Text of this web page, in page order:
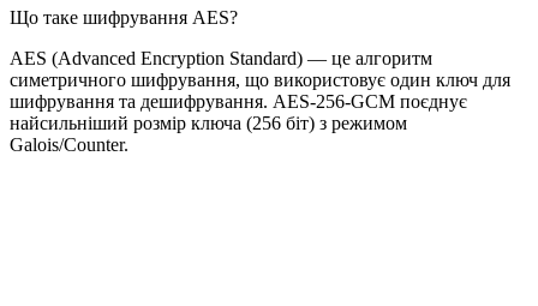
Що таке шифрування AES?
AES (Advanced Encryption Standard) — це алгоритм
симетричного шифрування, що використовує один ключ для
шифрування та дешифрування. AES-256-GCM поєднує
найсильніший розмір ключа (256 біт) з режимом
Galois/Counter.